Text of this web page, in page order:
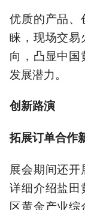
优质的产品
睐，现场交易
向，凸显中
发展潜力。
创新路演
拓展订单合作
展会期间还开
详细介绍盐田
区黄金产业